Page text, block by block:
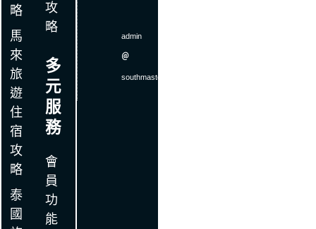
略
馬
來
旅
遊
住
宿
攻
略
泰
國
攻
略
多
元
服
務
會
員
功
能
admin
＠
southmaster